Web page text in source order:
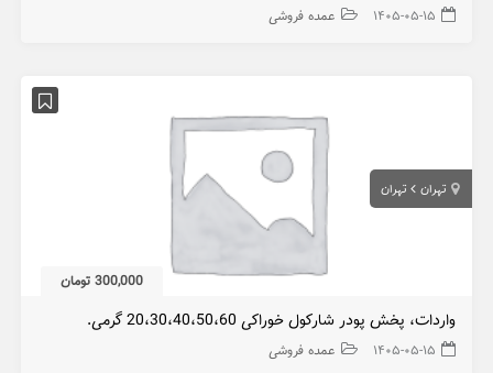
۱۴۰۵-۰۵-۱۵ عمده فروشی
تهران تهران
300,000 تومان
واردات، پخش پودر شارکول خوراکی 20،30،40،50،60 گرمی.
۱۴۰۵-۰۵-۱۵ عمده فروشی